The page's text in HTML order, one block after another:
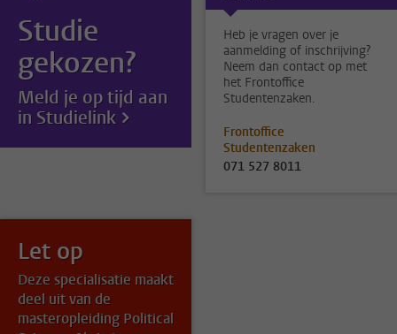
Studie
gekozen?
Meld je op tijd aan
in Studielink
Heb je vragen over je
aanmelding of inschrijving?
Neem dan contact op met
het Frontoffice
Studentenzaken.
Frontoffice
Studentenzaken
071 527 8011
Let op
Deze specialisatie maakt
deel uit van de
masteropleiding Political